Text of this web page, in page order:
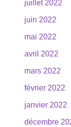
juillet 2022
juin 2022
mai 2022
avril 2022
mars 2022
février 2022
janvier 2022
décembre